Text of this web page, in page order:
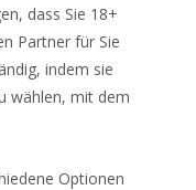
dass Sie 18+
Partner für Sie
indem sie
wählen, mit dem
Optionen